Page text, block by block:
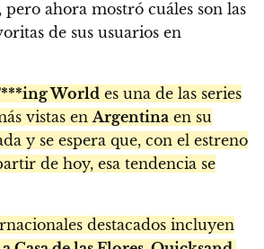
ahora mostró cuáles son las
de sus usuarios en
World es una de las series
vistas en Argentina en su
y se espera que, con el estreno
de hoy, esa tendencia se
destacados incluyen